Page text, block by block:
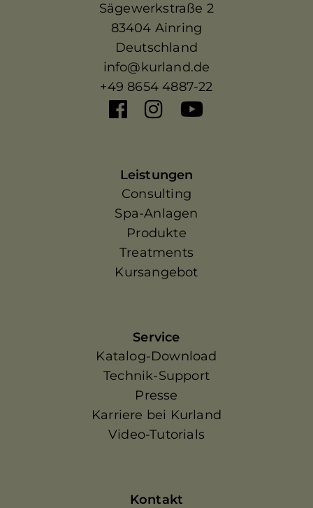
Sägewerkstraße 2
83404 Ainring
Deutschland
info@kurland.de
+49 8654 4887-22
Leistungen
Consulting
Spa-Anlagen
Produkte
Treatments
Kursangebot
Service
Katalog-Download
Technik-Support
Presse
Karriere bei Kurland
Video-Tutorials
Kontakt